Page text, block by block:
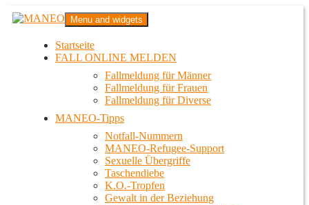
Zum
InhaltMANEO
Das schwule Anti-Gewalt-Projekt in Berlin
Menu and widgets
Startseite
FALL ONLINE MELDEN
Fallmeldung für Männer
Fallmeldung für Frauen
Fallmeldung für Diverse
MANEO-Tipps
Notfall-Nummern
MANEO-Refugee-Support
Sexuelle Übergriffe
Taschendiebe
K.O.-Tropfen
Gewalt in der Beziehung